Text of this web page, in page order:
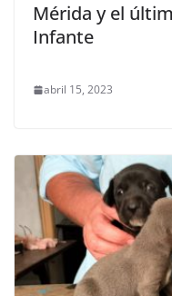
Mérida y el
Infante
abril 15, 2023